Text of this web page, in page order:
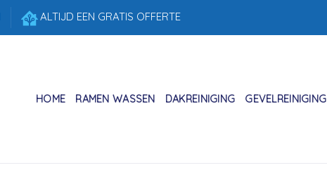
ALTIJD EEN GRATIS OFFERTE
HOME RAMEN WASSEN DAKREINIGING GEVELREINIGING